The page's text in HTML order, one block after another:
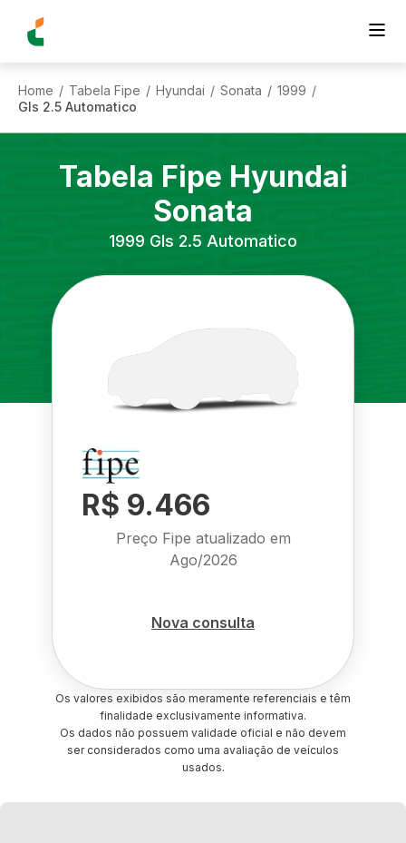
Home / Tabela Fipe / Hyundai / Sonata / 1999 /
Gls 2.5 Automatico
Tabela Fipe Hyundai
Sonata
1999 Gls 2.5 Automatico
R$ 9.466
Preço Fipe atualizado em
Ago/2026
Nova consulta
Os valores exibidos são meramente referenciais e têm
finalidade exclusivamente informativa.
Os dados não possuem validade oficial e não devem
ser considerados como uma avaliação de veículos
usados.